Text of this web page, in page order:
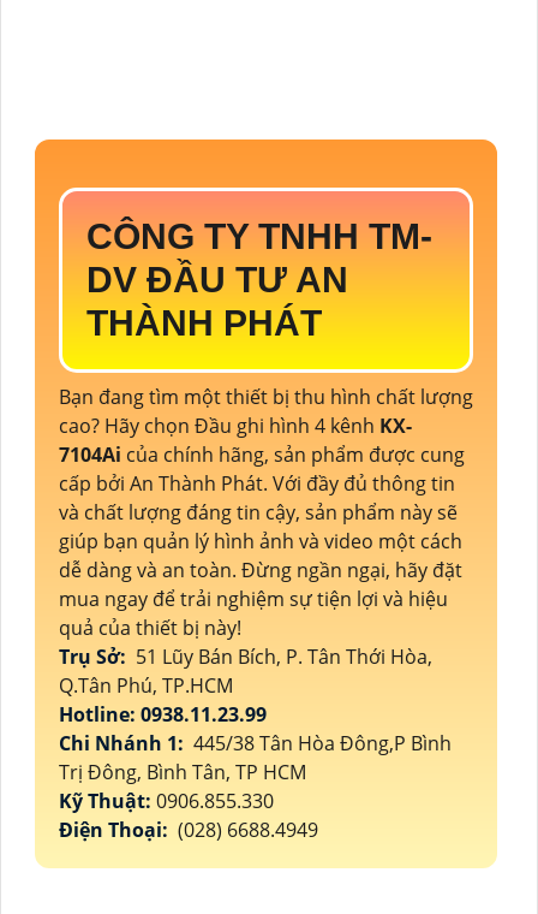
CÔNG TY TNHH TM-
DV ĐẦU TƯ AN
THÀNH PHÁT
Bạn đang tìm một thiết bị thu hình chất lượng
cao? Hãy chọn Đầu ghi hình 4 kênh KX-
7104Ai của chính hãng, sản phẩm được cung
cấp bởi An Thành Phát. Với đầy đủ thông tin
và chất lượng đáng tin cậy, sản phẩm này sẽ
giúp bạn quản lý hình ảnh và video một cách
dễ dàng và an toàn. Đừng ngần ngại, hãy đặt
mua ngay để trải nghiệm sự tiện lợi và hiệu
quả của thiết bị này!
Trụ Sở: 51 Lũy Bán Bích, P. Tân Thới Hòa,
Q.Tân Phú, TP.HCM
Hotline: 0938.11.23.99
Chi Nhánh 1: 445/38 Tân Hòa Đông,P Bình
Trị Đông, Bình Tân, TP HCM
Kỹ Thuật: 0906.855.330
Điện Thoại: (028) 6688.4949